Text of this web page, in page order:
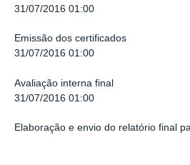
31/07/2016 01:00
Emissão dos certificados
31/07/2016 01:00
Avaliação interna final
31/07/2016 01:00
Elaboração e envio do relatório final